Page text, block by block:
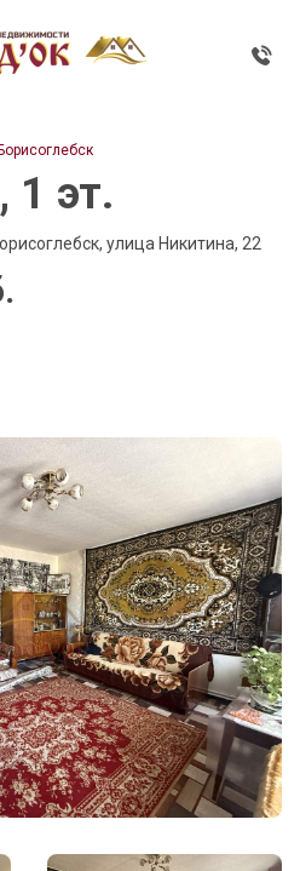
Борисоглебск
1 эт.
улица Никитина, 22